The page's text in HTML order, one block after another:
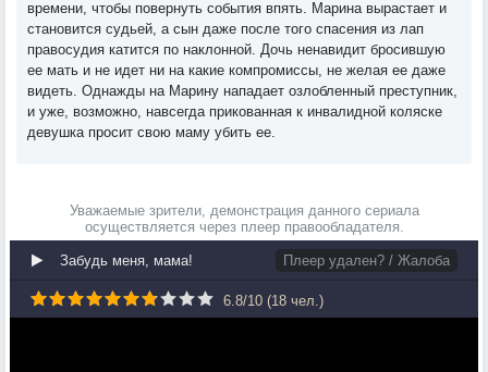
времени, чтобы повернуть события впять. Марина вырастает и
становится судьей, а сын даже после того спасения из лап
правосудия катится по наклонной. Дочь ненавидит бросившую
ее мать и не идет ни на какие компромиссы, не желая ее даже
видеть. Однажды на Марину нападает озлобленный преступник,
и уже, возможно, навсегда прикованная к инвалидной коляске
девушка просит свою маму убить ее.
Уважаемые зрители, демонстрация данного сериала
осуществляется через плеер правообладателя.
Забудь меня, мама! Плеер удален? / Жалоба
6.8/10 (18 чел.)